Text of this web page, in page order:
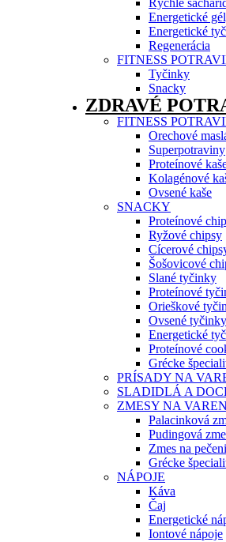
Rýchle
Energetické
Energetické
Regenerácia
FITNESS
Tyčinky
Snacky
ZDRAVÉ
FITNESS
Orechové
Superpotraviny
Proteínové
Kolagénové
Ovsené kaše
SNACKY
Proteínové
Ryžové chipsy
Cícerové
Šošovicové
Slané tyčinky
Proteínové
Orieškové
Ovsené tyčinky
Energetické
Proteínové
Grécke
PRÍSADY NA
SLADIDLÁ A
ZMESY NA
Palacinková
Pudingová
Zmes na
Grécke
NÁPOJE
Káva
Čaj
Energetické
Iontové nápoje